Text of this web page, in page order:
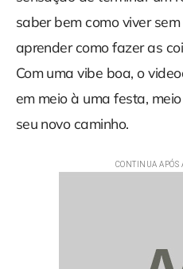
saber bem como viver
aprender como fazer as
Com uma vibe boa, o
em meio à uma festa,
seu novo caminho.